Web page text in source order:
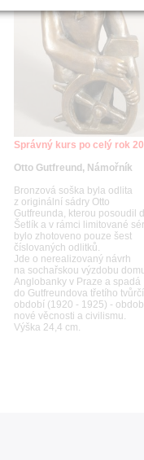
Správný kurs po celý rok
Otto Gutfreund, Námořník
Bronzová soška byla odlita
z originální sádry Otto
Gutfreunda, kterou posoudil
Šetlík a v rámci limitované
bylo zhotoveno pouze šest
číslovaných odlitků.
Jde o nerealizovaný návrh
na sochařskou výzdobu
Anglobanky v Praze a spadá
do Gutfreundova třetího
období (1920 - 1925) -
nové věcnosti a civilismu.
Výška 24,4 cm.